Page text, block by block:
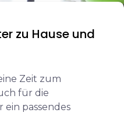
zu Hause und
Zeit zum
für die
passendes